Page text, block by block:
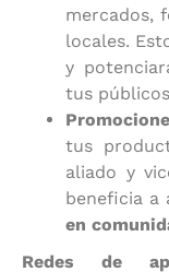
mercados,
locales.
y
tus
tus
aliado y
beneficia a
en
Redes de